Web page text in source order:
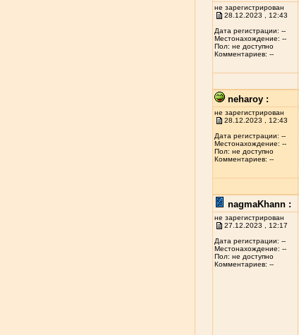
не зарегистрирован
28.12.2023 , 12:43
Дата регистрации: --
Местонахождение: --
Пол: не доступно
Комментариев: --
neharoy :
не зарегистрирован
28.12.2023 , 12:43
Дата регистрации: --
Местонахождение: --
Пол: не доступно
Комментариев: --
nagmaKhann :
не зарегистрирован
27.12.2023 , 12:17
Дата регистрации: --
Местонахождение: --
Пол: не доступно
Комментариев: --